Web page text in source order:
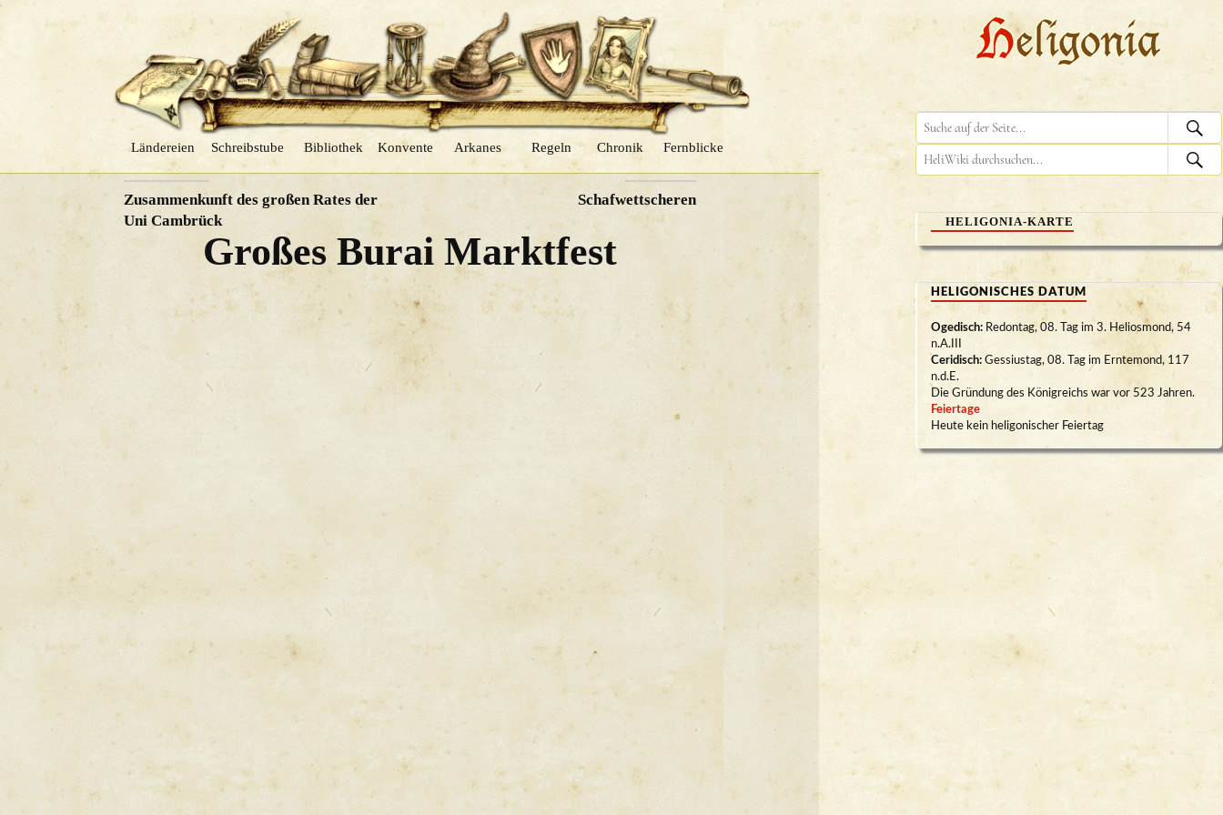
Ländereien Schreibstube Bibliothek Konvente Arkanes Regeln Chronik Fernblicke
Großes Burai Marktfest
VORHERIGER
Zusammenkunft des großen Rates der
Uni Cambrück
Schafwettscheren
HELIGONIA-KARTE
HELIGONISCHES DATUM
Ogedisch:Redontag, 08. Tag im 3. Heliosmond, 54
n.A.III
Ceridisch:Gessiustag, 08. Tag im Erntemond, 117
n.d.E.
Die Gründung des Königreichs war vor 523 Jahren.
Feiertage
Heute kein heligonischer Feiertag